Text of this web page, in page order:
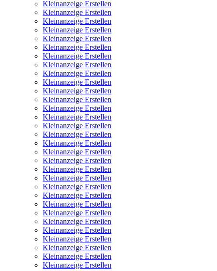
Kleinanzeige Erstellen
Kleinanzeige Erstellen
Kleinanzeige Erstellen
Kleinanzeige Erstellen
Kleinanzeige Erstellen
Kleinanzeige Erstellen
Kleinanzeige Erstellen
Kleinanzeige Erstellen
Kleinanzeige Erstellen
Kleinanzeige Erstellen
Kleinanzeige Erstellen
Kleinanzeige Erstellen
Kleinanzeige Erstellen
Kleinanzeige Erstellen
Kleinanzeige Erstellen
Kleinanzeige Erstellen
Kleinanzeige Erstellen
Kleinanzeige Erstellen
Kleinanzeige Erstellen
Kleinanzeige Erstellen
Kleinanzeige Erstellen
Kleinanzeige Erstellen
Kleinanzeige Erstellen
Kleinanzeige Erstellen
Kleinanzeige Erstellen
Kleinanzeige Erstellen
Kleinanzeige Erstellen
Kleinanzeige Erstellen
Kleinanzeige Erstellen
Kleinanzeige Erstellen
Kleinanzeige Erstellen